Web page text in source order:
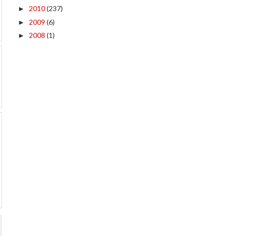
► 2010(237)
► 2009 (6)
► 2008 (1)